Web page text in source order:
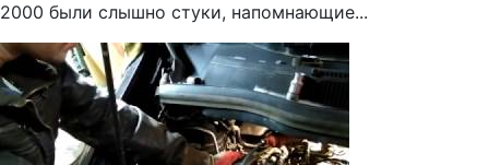
2000 были слышно стуки, напомнающие...